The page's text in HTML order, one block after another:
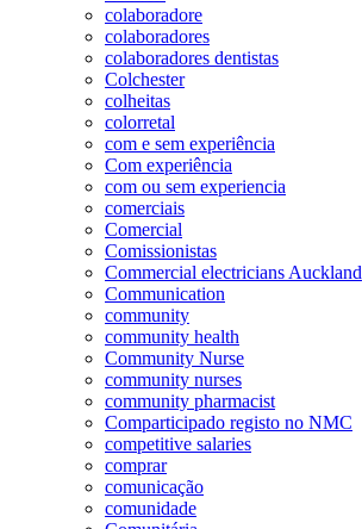
colaboradore
colaboradores
colaboradores dentistas
Colchester
colheitas
colorretal
com e sem experiência
Com experiência
com ou sem experiencia
comerciais
Comercial
Comissionistas
Commercial electricians Auckland
Communication
community
community health
Community Nurse
community nurses
community pharmacist
Comparticipado registo no NMC
competitive salaries
comprar
comunicação
comunidade